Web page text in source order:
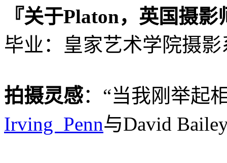
『关于Platon，英国摄
毕业：皇家艺术学院摄影
拍摄灵感：“当我刚举起
Irving Penn与David